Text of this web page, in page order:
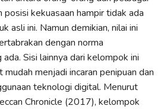
kekuasaan hampir tidak ada
asli ini. Namun demikian, nilai ini
dengan norma
Sisi lainnya dari kelompok ini
menjadi incaran penipuan dan
teknologi digital. Menurut
Chronicle (2017), kelompok